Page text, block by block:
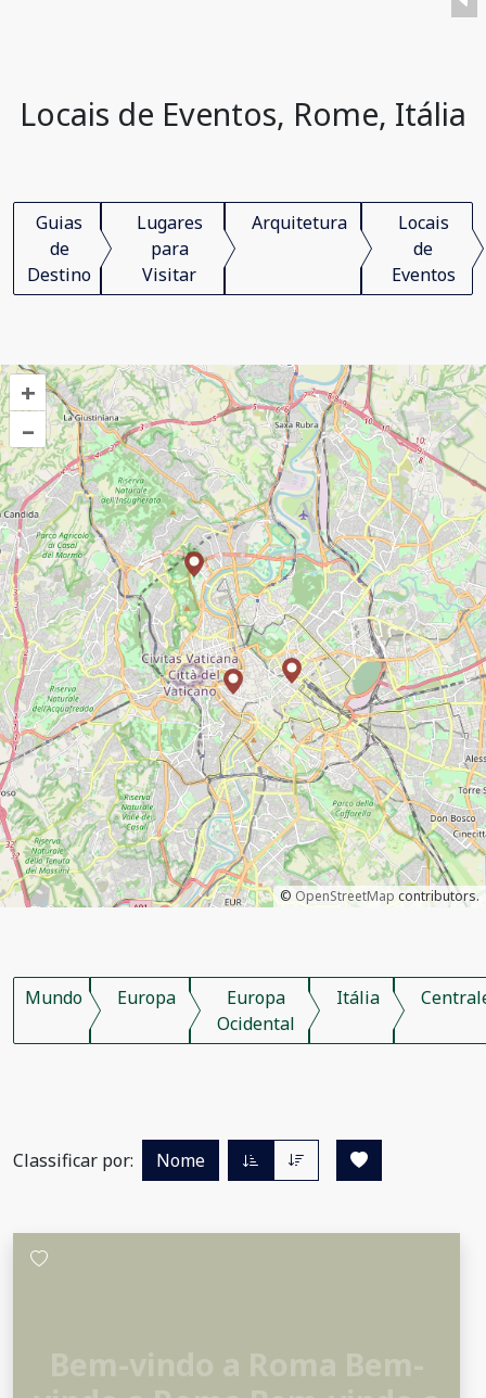
Locais de Eventos, Rome, Itália
Guias
de
Destino
Lugares
para
Visitar
Arquitetura
Locais
de
Eventos
+
–
© OpenStreetMap contributors.
Mundo Europa
Europa
Ocidental
Itália
Classificar por: Nome